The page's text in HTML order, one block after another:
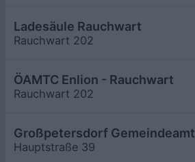
Ladesäule Rauchwart
Rauchwart 202
ÖAMTC Enlion - Rauchwart
Rauchwart 202
Großpetersdorf Gemeindeamt
Hauptstraße 39